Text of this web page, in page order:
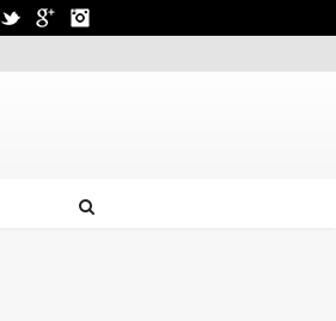
Facebook
TwitterGoogle+